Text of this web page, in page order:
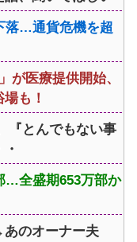
落…通貨危機を超
が医療提供開始、
も！
『とんでもない事
…全盛期653万部か
あのオーナー夫